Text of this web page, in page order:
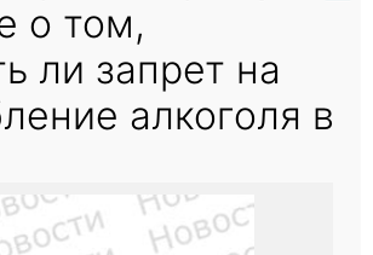
о том,
ли запрет на
алкоголя в